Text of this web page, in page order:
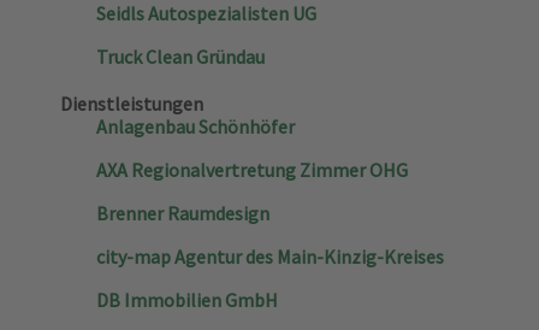
Seidls Autospezialisten UG
Truck Clean Gründau
Dienstleistungen
Anlagenbau Schönhöfer
AXA Regionalvertretung Zimmer OHG
Brenner Raumdesign
city-map Agentur des Main-Kinzig-Kreises
DB Immobilien GmbH